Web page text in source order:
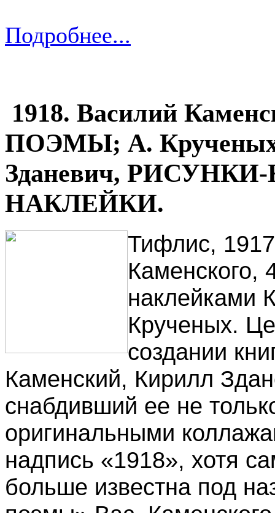
Подробнее...
1918. Василий
ПОЭМЫ; А.
Зданевич,
НАКЛЕЙКИ.
Тифлис,
Каменского,
наклейками
Крученых.
создании
Каменский, Кирилл
снабдивший ее не
оригинальными
надпись «1918», хотя
больше известна под